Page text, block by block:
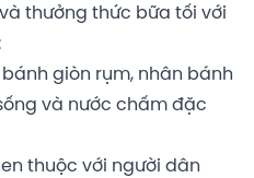
thưởng thức bữa tối với
bánh giòn rụm, nhân bánh
và nước chấm đặc
thuộc với người dân